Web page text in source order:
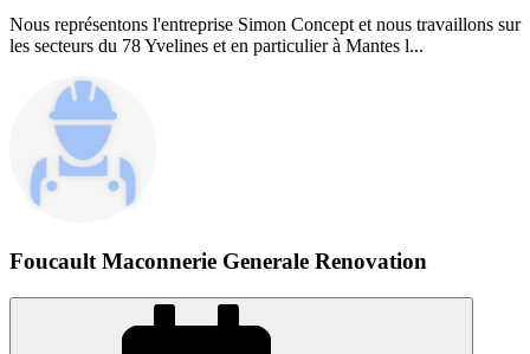
Nous représentons l'entreprise Simon Concept et nous travaillons sur
les secteurs du 78 Yvelines et en particulier à Mantes l...
Foucault Maconnerie Generale Renovation